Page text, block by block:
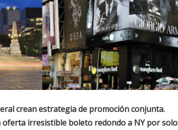
crean estrategia de promoción conjunta.
oferta irresistible boleto redondo a NY por solo